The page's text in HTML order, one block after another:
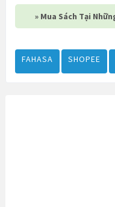
» Mua Sách Tại
FAHASA SHOPEE